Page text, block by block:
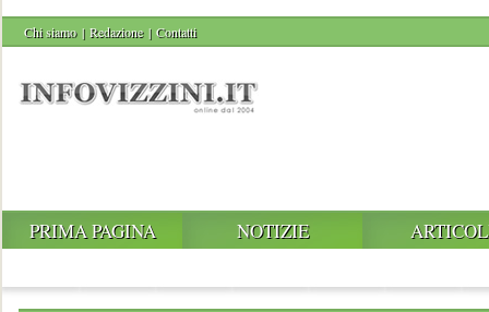
Chi siamo | Redazione | Contatti
PRIMA PAGINA NOTIZIE